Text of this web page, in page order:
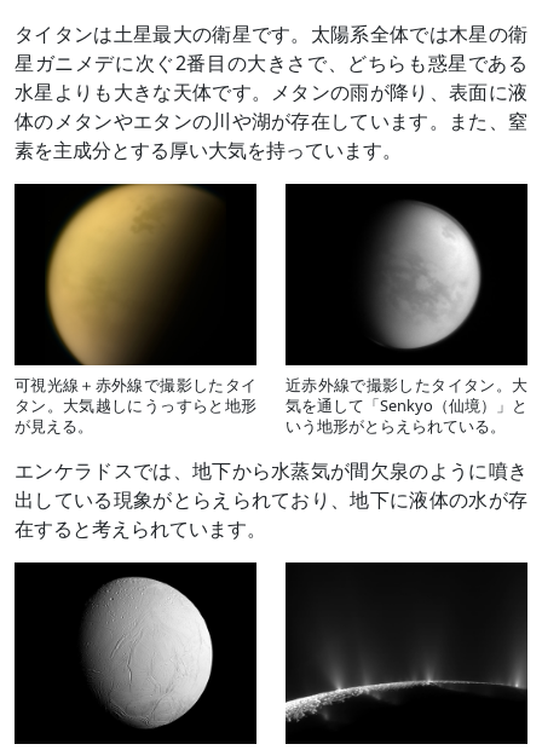
タイタンは土星最大の衛星です。太陽系全体では木星の衛
星ガニメデに次ぐ2番目の大きさで、どちらも惑星である
水星よりも大きな天体です。メタンの雨が降り、表面に液
体のメタンやエタンの川や湖が存在しています。また、窒
素を主成分とする厚い大気を持っています。
可視光線＋赤外線で撮影したタイ
タン。大気越しにうっすらと地形
が見える。
近赤外線で撮影したタイタン。大
気を通して「Senkyo（仙境）」と
いう地形がとらえられている。
エンケラドスでは、地下から水蒸気が間欠泉のように噴き
出している現象がとらえられており、地下に液体の水が存
在すると考えられています。